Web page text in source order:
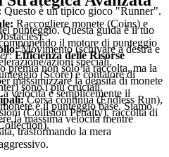
Questo è un tipico gioco "Runner".
Raccogliere monete (Coins) e
Movimento (schivare a destra e
azioni speciali.
(Score) e contatore di
sono i più cruciali.
Corsa continua (Endless Run),
(Collision Penalty), raccolta di
punteggio. Questa guida è il tuo
il motore di punteggio
:Efficienza delle Risorse
premia non solo la raccolta, ma la
massimizzare la densità di monete
velocità è semplicemente il
è il punteggio base. Siamo
la massima velocità mentre
trasformando la mera